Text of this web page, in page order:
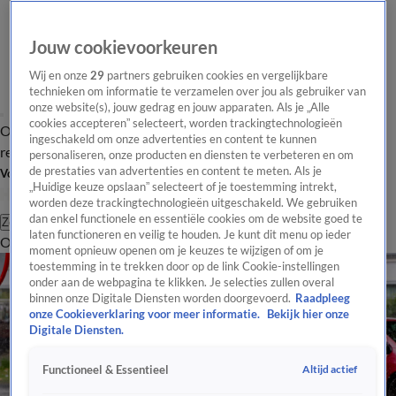
Overzicht Laatste nieuws Regionieuws Het beste van Hart
Tip de
redactie
Volg Hart van Nederland
Zoeken
OverzichtRegioUitzendingenWeerTip de redactiePanelVideo's
Jouw cookievoorkeuren
Wij en onze29 partners gebruiken cookies en vergelijkbare
technieken om informatie te verzamelen over jou als gebruiker van
onze website(s), jouw gedrag en jouw apparaten. Als je „Alle
cookies accepteren” selecteert, worden trackingtechnologieën
ingeschakeld om onze advertenties en content te kunnen
personaliseren, onze producten en diensten te verbeteren en om
de prestaties van advertenties en content te meten. Als je
„Huidige keuze opslaan” selecteert of je toestemming intrekt,
worden deze trackingtechnologieën uitgeschakeld. We gebruiken
dan enkel functionele en essentiële cookies om de website goed te
laten functioneren en veilig te houden. Je kunt dit menu op ieder
moment opnieuw openen om je keuzes te wijzigen of om je
toestemming in te trekken door op de link Cookie-instellingen
onder aan de webpagina te klikken. Je selecties zullen overal
binnen onze Digitale Diensten worden doorgevoerd. Raadpleeg
onze Cookieverklaring voor meer informatie.
Bekijk hier onze
Digitale Diensten.
Functioneel & Essentieel Altijd actief